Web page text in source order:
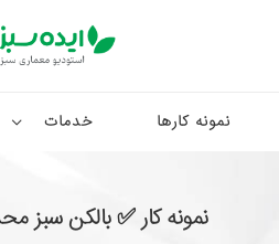
نمونه کارها خدمات
نمونه کار ✅ بالکن سبز